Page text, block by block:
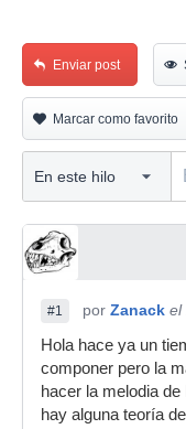
Enviar post
Marcar como favorito
#1 por Zanack el
Hola hace ya un
componer pero la
hacer la melodia
hay alguna teoría